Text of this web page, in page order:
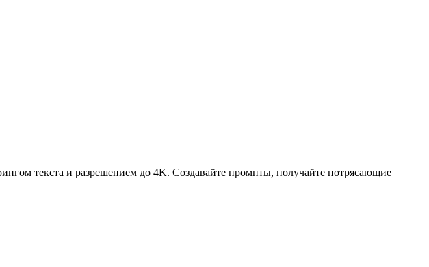
текста и разрешением до 4K. Создавайте промпты, получайте потрясающие